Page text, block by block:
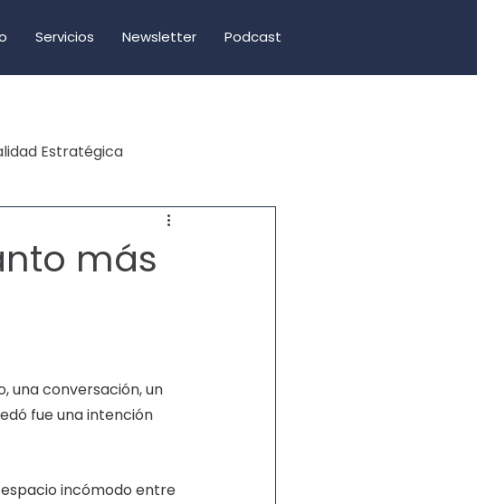
Servicios Newsletter Podcast
Estratégica
más
una conversación, un
fue una intención
incómodo entre